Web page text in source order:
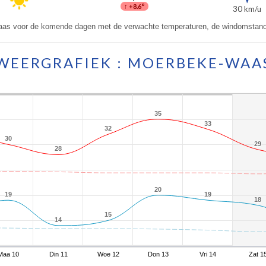
↑ +8.6° 30 km/u
voor de komende dagen met de verwachte temperaturen, de
: MOERBEKE-
30
30
28
28
32
32
35
35
33
33
29
29
19
19
14
14
15
15
20
20
19
19
18
18
10 Din 11 Woe 12 Don 13 Vri 14 Zat